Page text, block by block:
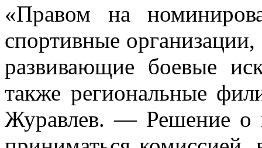
«Правом на
спортивные
развивающие боевые
также региональные
Журавлев. — Решение о